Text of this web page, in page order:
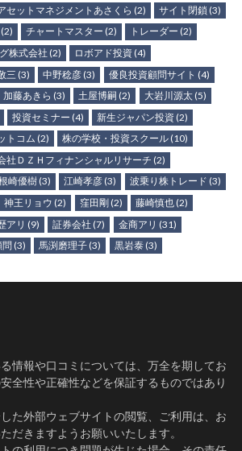
セットマネジメントあさくら (2) サイト閉鎖 (3)
(2) チャートマスター (2) トレーダー (2)
株式会社 (2) ロボアド投資 (4)
三 (3) 中野稔彦 (3) 優良投資顧問サイト (4)
加藤あきら (3) 土屋博嗣 (2) 大岩川源太(5)
投資セミナー (4) 新生ジャパン投資 (2)
トコム (2) 株の学校・投資スクール (10)
社ＤＺＨフィナンシャルリサーチ (2)
崎優樹 (3) 江崎孝彦 (3) 波乗り株トレード (3)
神王リョウ (2) 窪田剛(2) 藤崎慎也(2)
アリ (9) 証券会社 (7) 金商アリ (31)
(3) 馬渕磨理子 (3) 黒岩泰(3)
情報や口コミについては、万全を期してお
全性や正確性などを保証するものではあり
た外部ウェブサイトの閲覧、ご利用は、お
だきますようお願いいたします。